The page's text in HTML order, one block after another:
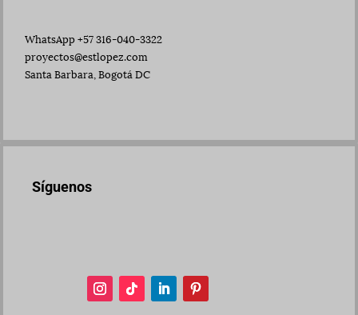
WhatsApp +57 316-040-3322
proyectos@estlopez.com
Santa Barbara, Bogotá DC
Síguenos